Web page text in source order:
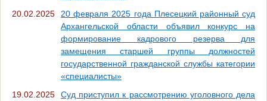
20.02.2025
20 февраля 2025 года Плесецкий районный суд
Архангельской области объявил конкурс на
формирование кадрового резерва для
замещения старшей группы должностей
государственной гражданской службы категории
«специалисты»
19.02.2025
Суд приступил к рассмотрению уголовного дела